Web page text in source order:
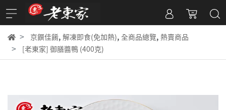
京饌佳餚, 解凍即食(免加熱), 全商品總覽, 熱賣商品
[老東家] 御膳醬鴨 (400克)